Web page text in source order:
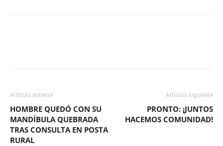
Artículo anterior
HOMBRE QUEDÓ CON SU
MANDÍBULA QUEBRADA
TRAS CONSULTA EN POSTA
RURAL
Artículo siguiente
PRONTO: ¡JUNTOS
HACEMOS COMUNIDAD!